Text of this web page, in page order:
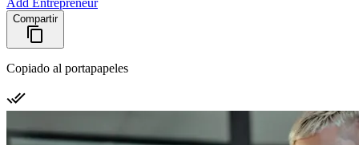
Compartir
Copiado al portapapeles